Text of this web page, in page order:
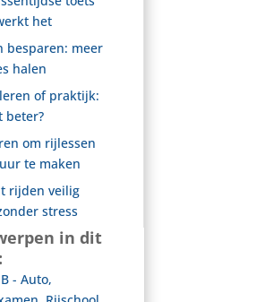
het
besparen: meer
halen
of praktijk:
beter?
om rijlessen
te maken
rijden veilig
stress
in dit
- Auto,